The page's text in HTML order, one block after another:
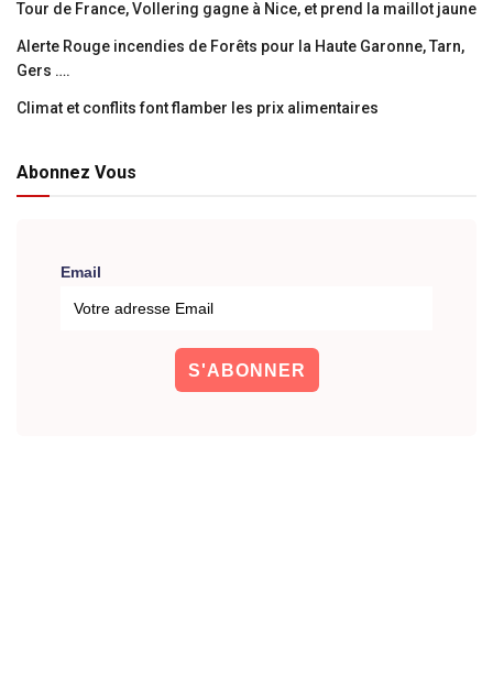
Tour de France, Vollering gagne à Nice, et prend la maillot jaune
Alerte Rouge incendies de Forêts pour la Haute Garonne, Tarn,
Gers ….
Climat et conflits font flamber les prix alimentaires
Abonnez Vous
Email